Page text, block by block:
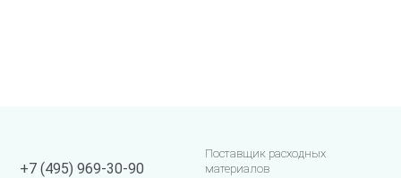
+7 (495) 969-30-90
Поставщик расходных
материалов